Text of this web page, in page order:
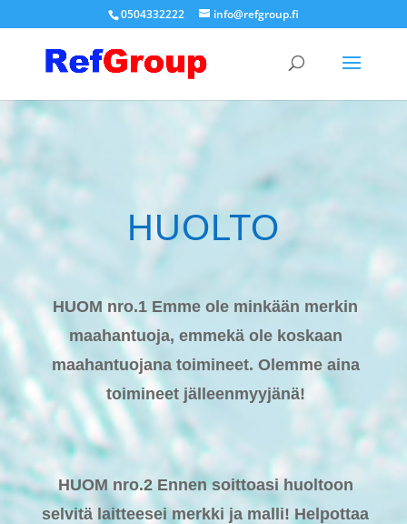
0504332222 info@refgroup.fi
HUOLTO
HUOM nro.1 Emme ole minkään merkin
maahantuoja, emmekä ole koskaan
maahantuojana toimineet. Olemme aina
toimineet jälleenmyyjänä!
HUOM nro.2 Ennen soittoasi huoltoon
selvitä laitteesei merkki ja malli! Helpottaa